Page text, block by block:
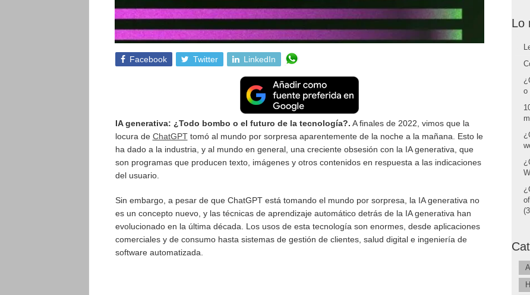
Facebook Twitter LinkedIn
IA generativa: ¿Todo bombo o el futuro de la tecnología?. A finales de 2022, vimos que la
locura de ChatGPTtomó al mundo por sorpresa aparentemente de la noche a la mañana. Esto le
ha dado a la industria, y al mundo en general, una creciente obsesión con la IA generativa, que
son programas que producen texto, imágenes y otros contenidos en respuesta a las indicaciones
del usuario.
Sin embargo, a pesar de que ChatGPT está tomando el mundo por sorpresa, la IA generativa no
es un concepto nuevo, y las técnicas de aprendizaje automático detrás de la IA generativa han
evolucionado en la última década. Los usos de esta tecnología son enormes, desde aplicaciones
comerciales y de consumo hasta sistemas de gestión de clientes, salud digital e ingeniería de
software automatizada.
Lo
o